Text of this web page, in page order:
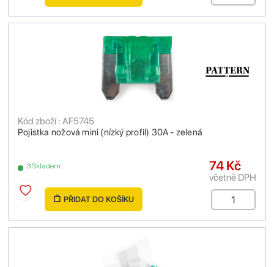
Pojistka nožová mini (nízký profil) 30A - zelená
Kód zboží : AF5745
3 Skladem 74 Kč
včetně DPH
PŘIDAT DO KOŠÍKU